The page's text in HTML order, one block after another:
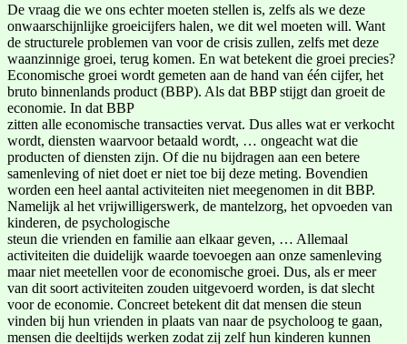
De vraag die we ons echter moeten stellen is, zelfs als we deze
onwaarschijnlijke groeicijfers halen, we dit wel moeten will. Want
de structurele problemen van voor de crisis zullen, zelfs met deze
waanzinnige groei, terug komen. En wat betekent die groei precies?
Economische groei wordt gemeten aan de hand van één cijfer, het
bruto binnenlands product (BBP). Als dat BBP stijgt dan groeit de
economie. In dat BBP
zitten alle economische transacties vervat. Dus alles wat er verkocht
wordt, diensten waarvoor betaald wordt, … ongeacht wat die
producten of diensten zijn. Of die nu bijdragen aan een betere
samenleving of niet doet er niet toe bij deze meting. Bovendien
worden een heel aantal activiteiten niet meegenomen in dit BBP.
Namelijk al het vrijwilligerswerk, de mantelzorg, het opvoeden van
kinderen, de psychologische
steun die vrienden en familie aan elkaar geven, … Allemaal
activiteiten die duidelijk waarde toevoegen aan onze samenleving
maar niet meetellen voor de economische groei. Dus, als er meer
van dit soort activiteiten zouden uitgevoerd worden, is dat slecht
voor de economie. Concreet betekent dit dat mensen die steun
vinden bij hun vrienden in plaats van naar de psycholoog te gaan,
mensen die deeltijds werken zodat zij zelf hun kinderen kunnen